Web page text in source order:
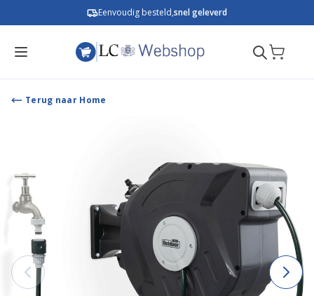
Eenvoudig besteld,snel geleverd
Terug naar Home